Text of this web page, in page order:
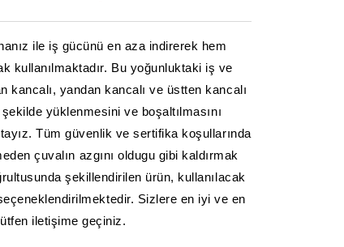
ile iş gücünü en aza indirerek hem
kullanılmaktadır. Bu yoğunluktaki iş ve
kancalı, yandan kancalı ve üstten kancalı
yüklenmesini ve boşaltılmasını
Tüm güvenlik ve sertifika koşullarında
çuvalın azgını oldugu gibi kaldırmak
şekillendirilen ürün, kullanılacak
Sizlere en iyi ve en
iletişime geçiniz.